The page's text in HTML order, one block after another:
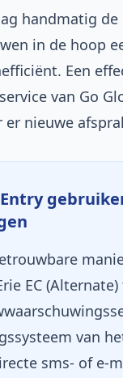
handmatig
in de hoop
Een
van Go
er nieuwe
Entry
EC
van
sms- of e-